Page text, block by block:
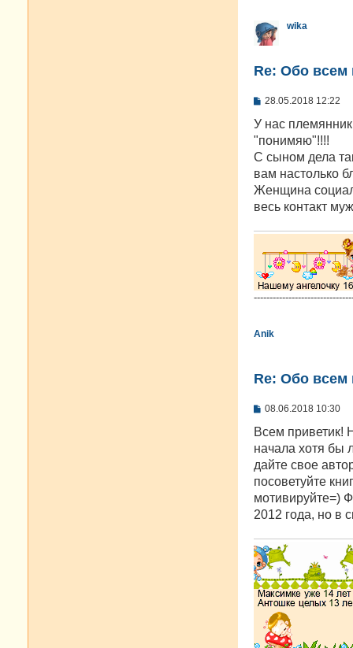
wika
Re: Oбо всем
С
о
щ
е
и
е
28.05.2018 12:22
У нас
"понимяю"!!!!
С сыном дела
вам настолько
Женщина
весь контакт
Anik
Re: Oбо всем
С
о
щ
е
и
е
08.06.2018 10:30
Всем приветик!
начала хотя бы
дайте свое
посоветуйте
мотивируйте=)
2012 года, но в